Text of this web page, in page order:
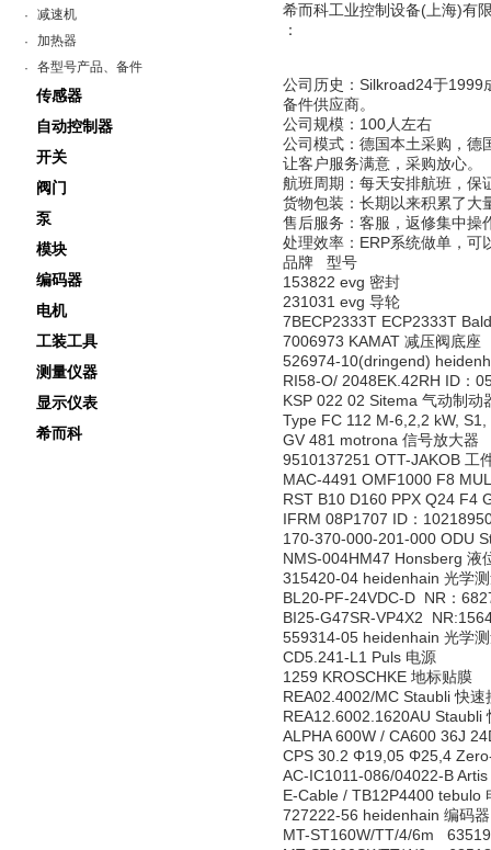
·
减速机
·
加热器
·
各型号产品、备件
传感器
自动控制器
开关
阀门
泵
模块
编码器
电机
工装工具
测量仪器
显示仪表
希而科
希而科工业控制设备(上海)
：
公司历史：Silkroad24于1999
备件供应商。
公司规模：100人左右
公司模式：德国本土采购，德
让客户服务满意，采购放心。
航班周期：每天安排航班，保
货物包装：长期以来积累了大
售后服务：客服，返修集中操
处理效率：ERP系统做单，可
品牌 型号
153822 evg 密封
231031 evg 导轮
7BECP2333T ECP2333T
7006973 KAMAT 减压阀底座
526974-10(dringend)
RI58-O/ 2048EK.42RH ID：
KSP 022 02 Sitema 气动制动
Type FC 112 M-6,2,2 kW,
GV 481 motrona 信号放大器
9510137251 OTT-JAKOB 工
MAC-4491 OMF1000 F8
RST B10 D160 PPX Q24 F4
IFRM 08P1707 ID：
170-370-000-201-000 ODU
NMS-004HM47 Honsberg 液
315420-04 heidenhain 光学
BL20-PF-24VDC-D NR：
BI25-G47SR-VP4X2
559314-05 heidenhain 光学
CD5.241-L1 Puls 电源
1259 KROSCHKE 地标贴膜
REA02.4002/MC Staubli 快速
REA12.6002.1620AU Staubli
ALPHA 600W / CA600 36J
CPS 30.2 Φ19,05 Φ25,4
AC-IC1011-086/04022-B
E-Cable / TB12P4400 tebulo
727222-56 heidenhain 编码器
MT-ST160W/TT/4/6m